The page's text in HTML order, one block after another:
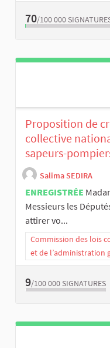
70/100 000
Proposition de
collective
sapeurs-
Salima SEDIRA
ENREGISTRÉE
Messieurs les
attirer vo...
Commission des lois
et de l’administration
9/100 000 SIGNATURES